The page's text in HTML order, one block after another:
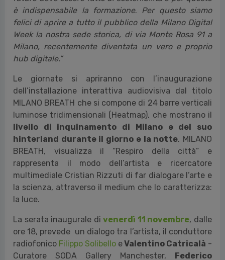
vissuto in prima persona anche in un mondo che
corre veloce e non si ferma mai. Intendere questo
nuovo modo di vivere il contesto urbano permette di
affrontare tutto con una nuova energia e una nuova
visione degli spazi, un luogo che genera
coinvolgimento
futuro deve essere fatto di sostenibilità e per questo
è indispensabile la formazione.Per questo siamo
felici di aprire a tutto il pubblico della Milano Digital
Week la nostra sede storica, di via Monte Rosa 91 a
Milano, recentemente diventata un vero e proprio
hub digitale.”
Le giornate si apriranno con l’inaugurazione
dell’installazione interattiva audiovisiva dal titolo
MILANO BREATH che si compone di 24 barre verticali
luminose tridimensionali (Heatmap), che mostrano il
hinterland durante il giorno e la notte. MILANO
BREATH, visualizza il “Respiro della città” e
rappresenta il modo dell’artista e ricercatore
multimediale Cristian Rizzuti di far dialogare l’arte e